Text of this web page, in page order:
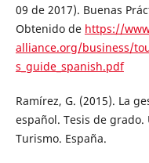
09 de 2017). Buenas
Obtenido de https://
alliance.org/business/
s_guide_spanish.pdf
Ramírez, G. (2015). La
español. Tesis de
Turismo. España.